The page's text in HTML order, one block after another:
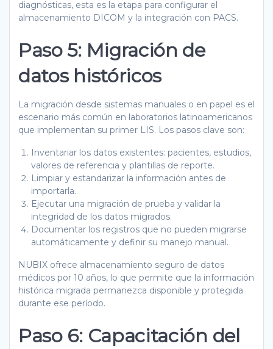
diagnósticas, esta es la etapa para configurar el
almacenamiento DICOM y la integración con PACS.
Paso 5: Migración de
datos históricos
La migración desde sistemas manuales o en papel es el
escenario más común en laboratorios latinoamericanos
que implementan su primer LIS. Los pasos clave son:
Inventariar los datos existentes: pacientes, estudios,
valores de referencia y plantillas de reporte.
Limpiar y estandarizar la información antes de
importarla.
Ejecutar una migración de prueba y validar la
integridad de los datos migrados.
Documentar los registros que no pueden migrarse
automáticamente y definir su manejo manual.
NUBIX ofrece almacenamiento seguro de datos
médicos por 10 años, lo que permite que la información
histórica migrada permanezca disponible y protegida
durante ese período.
Paso 6: Capacitación del